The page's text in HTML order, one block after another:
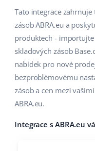
Tato integrace
zásob ABRA.eu a
produktech -
skladových zásob
nabídek pro nové
bezproblémovému
zásob a cen mezi
ABRA.eu.
Integrace s ABRA.eu